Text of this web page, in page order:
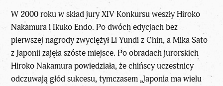
W 2000 roku w skład jury XIV Konkursu weszły Hiroko
Nakamura i Ikuko Endo. Po dwóch edycjach bez
pierwszej nagrody zwyciężył Li Yundi z Chin, a Mika Sato
z Japonii zajęła szóste miejsce. Po obradach jurorskich
Hiroko Nakamura powiedziała, że chińscy uczestnicy
odczuwają głód sukcesu, tymczasem „Japonia ma wielu